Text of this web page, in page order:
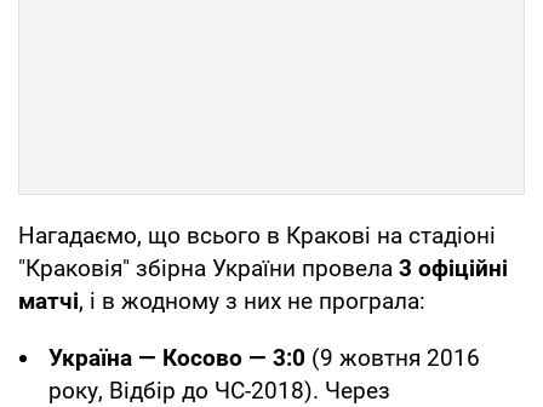
Нагадаємо, що всього в Кракові на стадіоні
"Краковія" збірна України провела 3 офіційні
матчі, і в жодному з них не програла:
Україна — Косово — 3:0 (9 жовтня 2016
року, Відбір до ЧС-2018). Через